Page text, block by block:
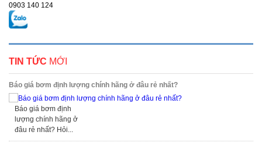
0903 140 124
TIN TỨC MỚI
Báo giá bơm định lượng chính hãng ở đâu rẻ nhất?
Báo giá bơm định
lượng chính hãng ở
đâu rẻ nhất? Hỏi...